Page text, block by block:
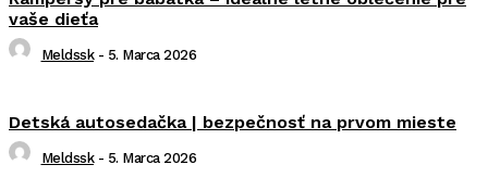
vaše dieťa
Meldssk - 5. Marca 2026
Detská autosedačka | bezpečnosť na prvom mieste
Meldssk - 5. Marca 2026